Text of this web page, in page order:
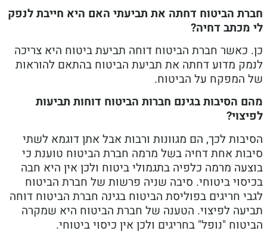
הביטוח דחתה את תביעתי האם היא חייבת לנפק
דחיה?
חברת הביטוח דוחה תביעת ביטוח היא צריכה
מדוע דחתה את תביעת הביטוח בהתאם להוראות
על הביטוח.
הסיבות בגינם חברות הביטוח דוחות תביעות
לכך, הם מגוונות ורבות אבל אתן דוגמא לשתי
אחת דחיה בשל מרמה חברת הביטוח טוענת כי
מרמה כלפיה בתגמולי ביטוח ולכן אין היא חבה
ביטוחי. סיבה שניה פרשות של חברת הביטוח
חריגים בפוליסת הביטוח בגינה חברת הביטוח דוחה
לפיצוי. הטענה של חברת הביטוח היא שמקרה
"נופל" בחריגים ולכן אין כיסוי ביטוחי.